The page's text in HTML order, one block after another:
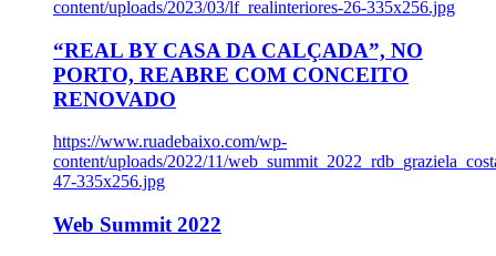
content/uploads/2023/03/lf_realinteriores-26-335x256.jpg
“REAL BY CASA DA CALÇADA”, NO
PORTO, REABRE COM CONCEITO
RENOVADO
https://www.ruadebaixo.com/wp-
content/uploads/2022/11/
47-335x256.jpg
Web Summit 2022